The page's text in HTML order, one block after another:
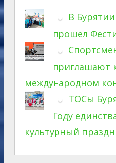
В
прошел
приглашают
международном
ТОСы
Году
культурный